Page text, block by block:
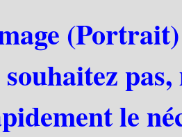
souhaitez
le